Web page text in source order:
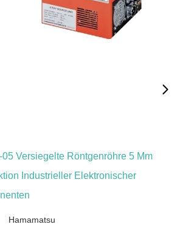
05 Versiegelte Röntgenröhre 5 Μm
Industrieller Elektronischer
Hamamatsu